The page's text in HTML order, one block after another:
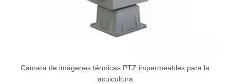
Cámara de imágenes térmicas PTZ impermeables para la
acuicultura